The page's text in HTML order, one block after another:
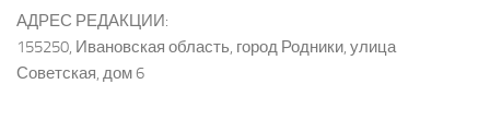
АДРЕС РЕДАКЦИИ:
155250, Ивановская область, город Родники, улица
Советская, дом 6